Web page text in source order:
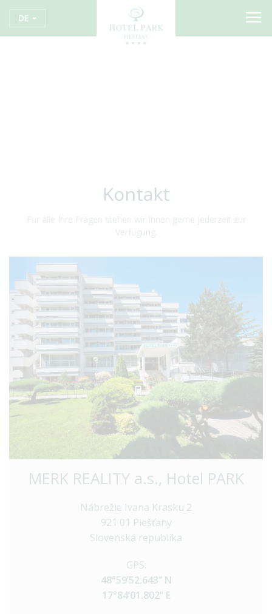
DE
Kontakt
Für alle Ihre Fragen stehen wir Ihnen gerne jederzeit zur
Verfügung.
MERK REALITY a.s., Hotel PARK
Nábrežie Ivana Krasku 2
921 01 Piešťany
Slovenská republika
GPS:
48°59’52.643’’ N
17°84’01.802’’ E